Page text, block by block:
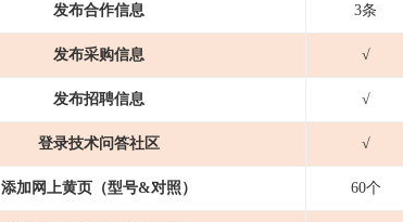
发布合作信息 3条
发布采购信息 √
发布招聘信息 √
登录技术问答社区 √
添加网上黄页（型号&对照 ） 60个